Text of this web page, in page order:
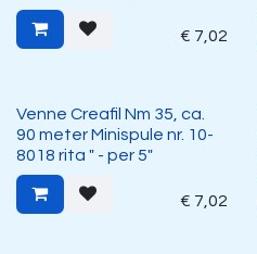
€ 7,02
Venne Creafil Nm 35, ca.
90 meter Minispule nr. 10-
8018 rita " - per 5"
€ 7,02